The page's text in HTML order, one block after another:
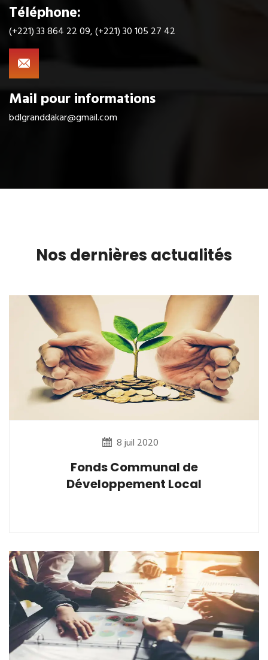
Téléphone:
(+221) 33 864 22 09, (+221) 30 105 27 42
Mail pour informations
bdlgranddakar@gmail.com
Nos dernières actualités
8 juil 2020
Fonds Communal de
Développement Local